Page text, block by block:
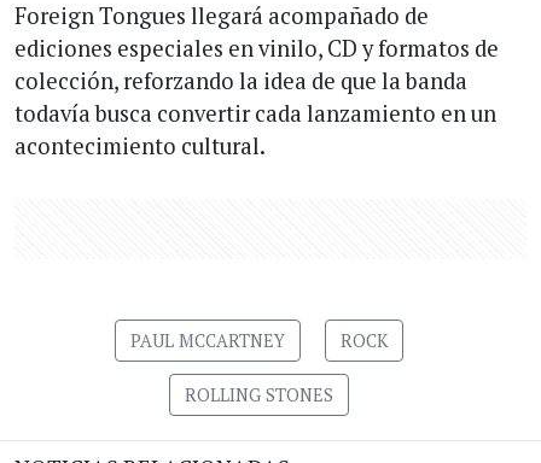
Foreign Tongues llegará acompañado de
ediciones especiales en vinilo, CD y formatos de
colección, reforzando la idea de que la banda
todavía busca convertir cada lanzamiento en un
acontecimiento cultural.
PAUL MCCARTNEY ROCK
ROLLING STONES